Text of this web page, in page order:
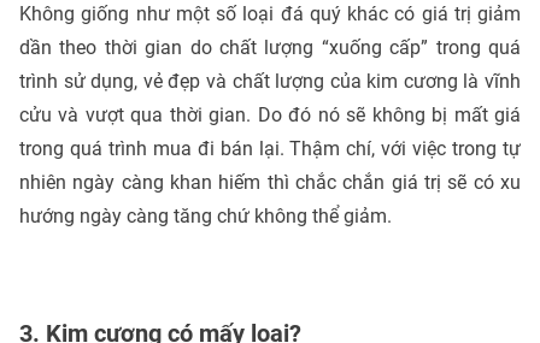
Không giống như một số loại đá quý khác có giá trị giảm
dần theo thời gian do chất lượng “xuống cấp” trong quá
trình sử dụng, vẻ đẹp và chất lượng của kim cương là vĩnh
cửu và vượt qua thời gian. Do đó nó sẽ không bị mất giá
trong quá trình mua đi bán lại. Thậm chí, với việc trong tự
nhiên ngày càng khan hiếm thì chắc chắn giá trị sẽ có xu
hướng ngày càng tăng chứ không thể giảm.
3. Kim cương có mấy loại?